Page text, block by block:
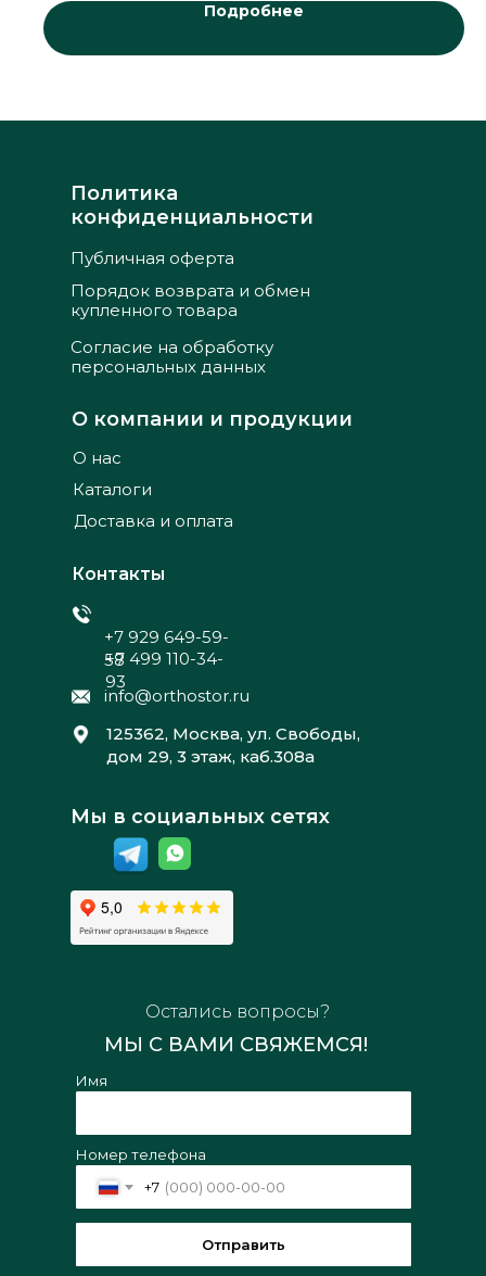
Подробнее
Остались вопросы?
125362, Москва, ул. Свободы,
дом 29, 3 этаж, каб.308а
МЫ С ВАМИ СВЯЖЕМСЯ!
+7 929 649-59-
58
info@orthostor.ru
О нас
Согласие на обработку
персональных данных
Публичная оферта
Каталоги
Порядок возврата и обмен
купленного товара
Имя
Номер телефона
+7
Отправить
Доставка и оплата
Политика
конфиденциальности
О компании и продукции
Контакты
Мы в социальных сетях
+7 499 110-34-
93